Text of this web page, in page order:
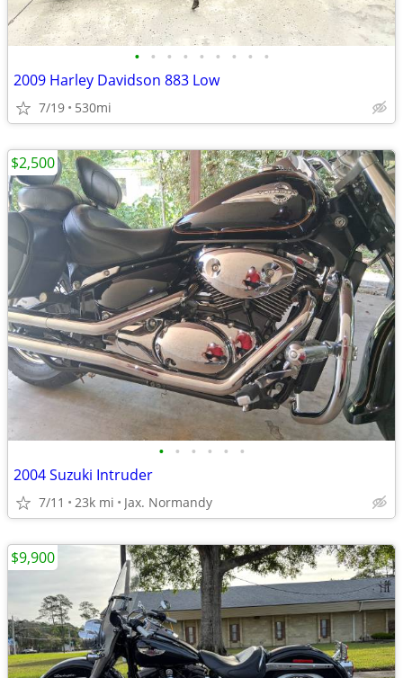
• • • • • • • • •
2009 Harley Davidson 883 Low
7/19 530mi
• • • • • •
2004 Suzuki Intruder
7/11 23k mi Jax. Normandy
$2,500
$9,900